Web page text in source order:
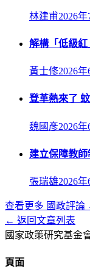
林建甫2026年
解構「低級
黃士修2026年
登革熱來了
魏國彥2026年
建立保障教師
張瑞雄2026年
查看更多 國政評論
← 返回文章列表
國家政策研究基金
頁面